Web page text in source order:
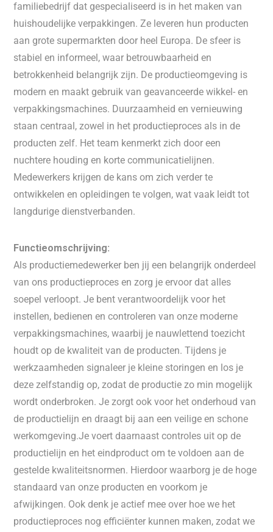
familiebedrijf dat gespecialiseerd is in het maken van
huishoudelijke verpakkingen. Ze leveren hun producten
aan grote supermarkten door heel Europa. De sfeer is
stabiel en informeel, waar betrouwbaarheid en
betrokkenheid belangrijk zijn. De productieomgeving is
modern en maakt gebruik van geavanceerde wikkel- en
verpakkingsmachines. Duurzaamheid en vernieuwing
staan centraal, zowel in het productieproces als in de
producten zelf. Het team kenmerkt zich door een
nuchtere houding en korte communicatielijnen.
Medewerkers krijgen de kans om zich verder te
ontwikkelen en opleidingen te volgen, wat vaak leidt tot
langdurige dienstverbanden.
Functieomschrijving:
Als productiemedewerker ben jij een belangrijk onderdeel
van ons productieproces en zorg je ervoor dat alles
soepel verloopt. Je bent verantwoordelijk voor het
instellen, bedienen en controleren van onze moderne
verpakkingsmachines, waarbij je nauwlettend toezicht
houdt op de kwaliteit van de producten. Tijdens je
werkzaamheden signaleer je kleine storingen en los je
deze zelfstandig op, zodat de productie zo min mogelijk
wordt onderbroken. Je zorgt ook voor het onderhoud van
de productielijn en draagt bij aan een veilige en schone
werkomgeving.Je voert daarnaast controles uit op de
productielijn en het eindproduct om te voldoen aan de
gestelde kwaliteitsnormen. Hierdoor waarborg je de hoge
standaard van onze producten en voorkom je
afwijkingen. Ook denk je actief mee over hoe we het
productieproces nog efficiënter kunnen maken, zodat we